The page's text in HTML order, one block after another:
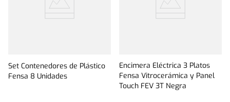
Set Contenedores de Plástico
Fensa 8 Unidades
Encimera Eléctrica 3 Platos
Fensa Vitrocerámica y Panel
Touch FEV 3T Negra